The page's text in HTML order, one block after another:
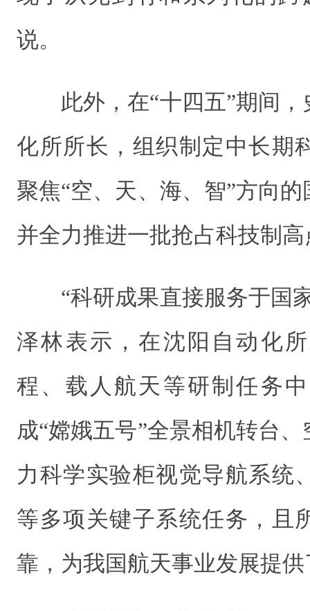
说。
此外，在“十四五”期间
化所所长，组织制定中长期
聚焦“空、天、海、智”方向
并全力推进一批抢占科技制
“科研成果直接服务于国
泽林表示，在沈阳自动化
程、载人航天等研制任务
成“嫦娥五号”全景相机转台
力科学实验柜视觉导航系统
等多项关键子系统任务，且
靠，为我国航天事业发展提